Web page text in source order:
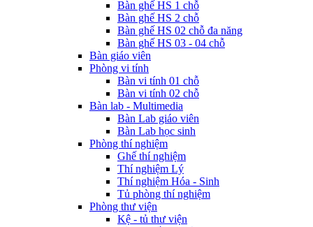
Bàn ghế HS 1 chỗ
Bàn ghế HS 2 chỗ
Bàn ghế HS 02 chỗ đa năng
Bàn ghế HS 03 - 04 chỗ
Bàn giáo viên
Phòng vi tính
Bàn vi tính 01 chỗ
Bàn vi tính 02 chỗ
Bàn lab - Multimedia
Bàn Lab giáo viên
Bàn Lab học sinh
Phòng thí nghiệm
Ghế thí nghiệm
Thí nghiệm Lý
Thí nghiệm Hóa - Sinh
Tủ phòng thí nghiệm
Phòng thư viện
Kệ - tủ thư viện